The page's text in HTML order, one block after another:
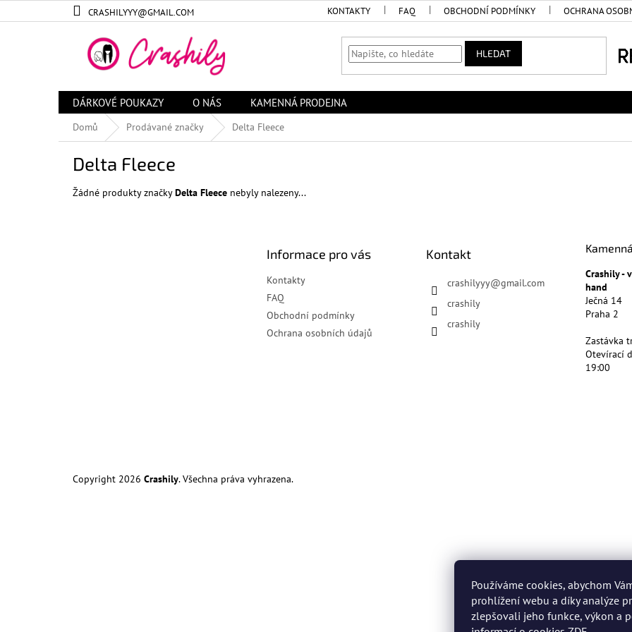
Používáme cookies, abychom
prohlížení webu a díky analýze
zlepšovali jeho funkce, výkon a
na
CRASHILYYY@GMAIL.COM KONTAKTY FAQ OBCHODNÍ PODMÍNKY OCHRANA
HLEDAT
DÁRKOVÉ POUKAZY O NÁS KAMENNÁ PRODEJNA
Domů Prodávané značky Delta Fleece
Delta Fleece
Žádné produkty značkyDelta Fleece nebyly nalezeny...
Informace pro vás
Kontakty
FAQ
Obchodní podmínky
Ochrana osobních údajů
Kontakt
crashilyyy@gmail.com
crashily
crashily
Crashily -
hand
Ječná 14
Praha 2
Zastávka
Otevírací
19:00
Copyright 2026 Crashily. Všechna práva vyhrazena.